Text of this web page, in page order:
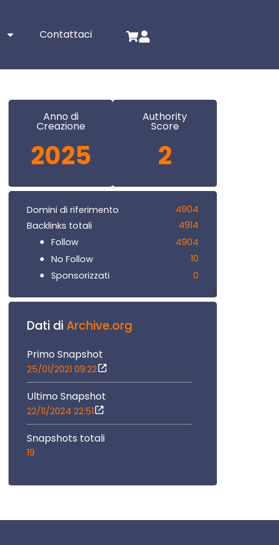
Contattaci
Anno di
Creazione
2025
Authority
Score
2
Domini di riferimento
4904
Backlinks totali
4914
Follow
4904
No Follow
10
Sponsorizzati
0
Dati diArchive.org
Primo Snapshot
25/01/2021 09:22
Ultimo Snapshot
22/11/2024 22:51
Snapshots totali
19